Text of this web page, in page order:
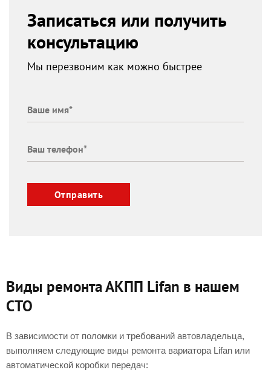
Записаться или получить
консультацию
Мы перезвоним как можно быстрее
Отправить
Виды ремонта АКПП Lifan в нашем
СТО
В зависимости от поломки и требований автовладельца,
выполняем следующие виды ремонта вариатора Lifan или
автоматической коробки передач: